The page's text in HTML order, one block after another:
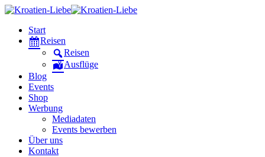
Start
Reisen
Reisen
Ausflüge
Blog
Events
Shop
Werbung
Mediadaten
Events bewerben
Über uns
Kontakt